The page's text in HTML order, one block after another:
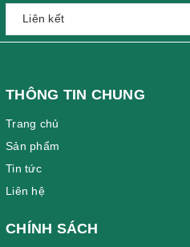
THÔNG TIN CHUNG
Trang chủ
Sản phẩm
Tin tức
Liên hệ
CHÍNH SÁCH